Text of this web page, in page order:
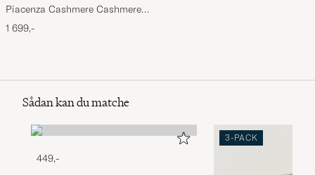
Piacenza Cashmere Cashmere
Scarf Light Beige
1 699,-
Sådan kan du matche
449,-
3-PACK